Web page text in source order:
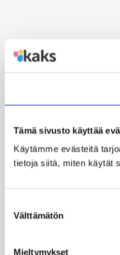
Tämä sivusto käyttää
Käytämme evästeitä
tietoja siitä, miten käytät
valinta
Välttämätön
Mieltymykset